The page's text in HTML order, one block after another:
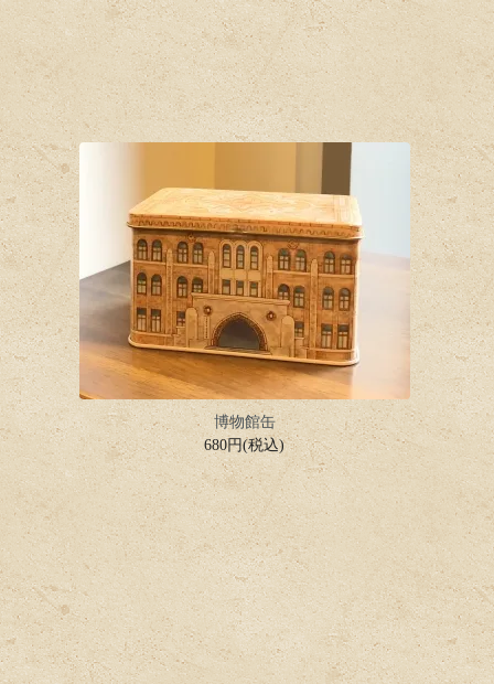
博物館缶
680円(税込)